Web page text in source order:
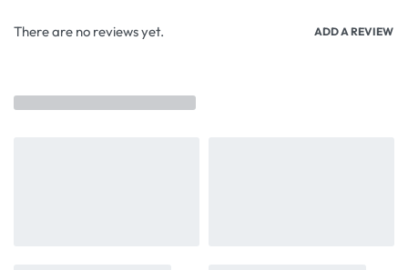
There are no reviews yet. ADD A REVIEW